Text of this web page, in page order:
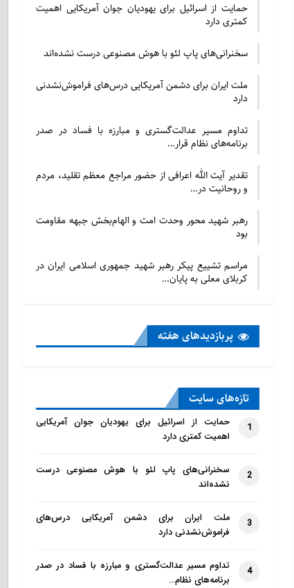
حمایت از اسرائیل برای یهودیان جوان آمریکایی اهمیت
کمتری دارد
سخنرانی‌های پاپ لئو با هوش مصنوعی درست نشده‌اند
ملت ایران برای دشمن آمریکایی درس‌های فراموش‌نشدنی
دارد
تداوم مسیر عدالت‌گستری و مبارزه با فساد در صدر
برنامه‌های نظام قرار…
تقدیر آیت الله اعرافی از حضور مراجع معظم تقلید، مردم
و روحانیت در…
رهبر شهید محور وحدت امت و الهام‌بخش جبهه مقاومت
بود
مراسم تشییع پیکر رهبر شهید جمهوری اسلامی ایران در
کربلای معلی به پایان…
پربازدید‌های هفته
تازه‌‌های سایت
1
حمایت از اسرائیل برای یهودیان جوان آمریکایی
اهمیت کمتری دارد
2
سخنرانی‌های پاپ لئو با هوش مصنوعی درست
نشده‌اند
3
ملت ایران برای دشمن آمریکایی درس‌های
فراموش‌نشدنی دارد
4
تداوم مسیر عدالت‌گستری و مبارزه با فساد در صدر
برنامه‌های نظام…